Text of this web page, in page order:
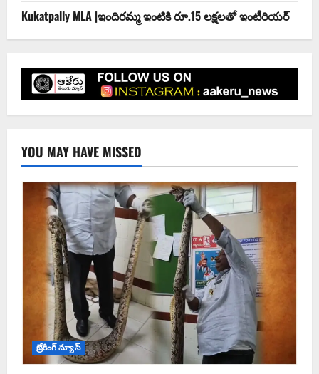
Kukatpally MLA |ఇందిర‌మ్మ ఇంటికి రూ.15 ల‌క్ష‌ల‌తో ఇంటీరియ‌ర్‌
YOU MAY HAVE MISSED
బ్రేకింగ్ న్యూస్